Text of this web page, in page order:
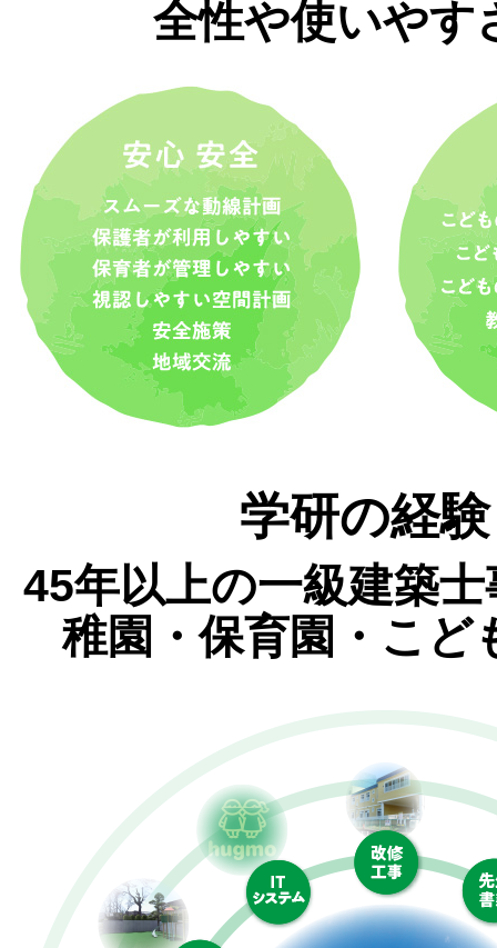
全性や使いやす
学研の経
45年以上の一級建築
稚園・保育園・こど